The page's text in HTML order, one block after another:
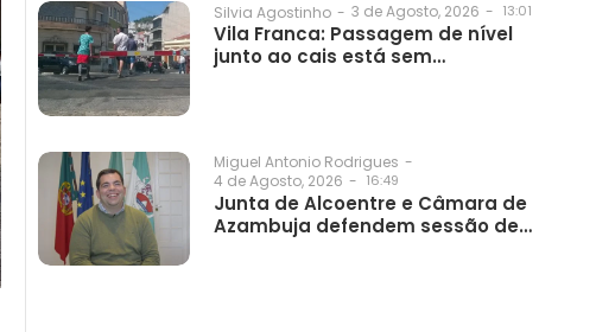
Silvia Agostinho - 3 de Agosto, 2026 - 13:01
Vila Franca: Passagem de nível
junto ao cais está sem…
Miguel Antonio Rodrigues -
4 de Agosto, 2026 - 16:49
Junta de Alcoentre e Câmara de
Azambuja defendem sessão de…